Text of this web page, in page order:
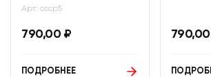
Арт: ссср5
790,00 ₽
ПОДРОБНЕЕ
790,00